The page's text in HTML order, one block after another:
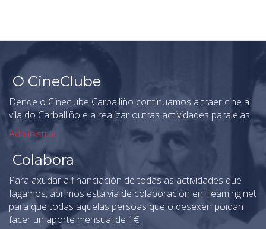
O CineClube
Dende o Cineclube Carballiño continuamos a traer cine á
vila do Carballiño e a realizar outras actividades paralelas.
Administrar
Colabora
Para axudar a financiación de todas as actividades que
fagamos, abrimos esta vía de colaboración en Teaming.net
para que todas aquelas persoas que o desexen poidan
facer un aporte mensual de 1€.